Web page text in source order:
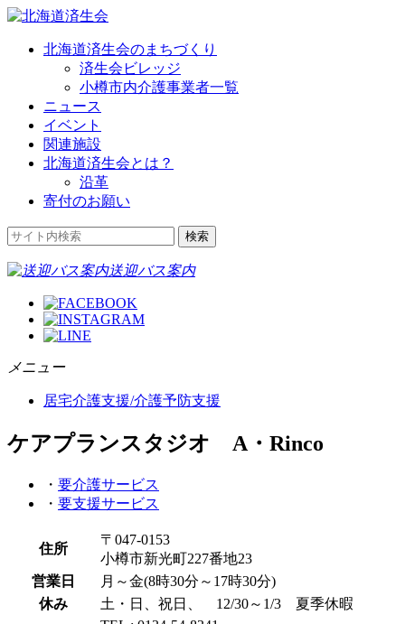
北海道済生会のまちづくり
済生会ビレッジ
小樽市内介護事業者一覧
ニュース
イベント
関連施設
北海道済生会とは？
沿革
寄付のお願い
送迎バス案内
メニュー
居宅介護支援/介護予防支援
ケアプランスタジオ A・Rinco
・ 要介護サービス
・ 要支援サービス
住所
〒047-0153
小樽市新光町227番地23
営業日
月～金(8時30分～17時30分)
休み
土・日、祝日、 12/30～1/3 夏季休暇